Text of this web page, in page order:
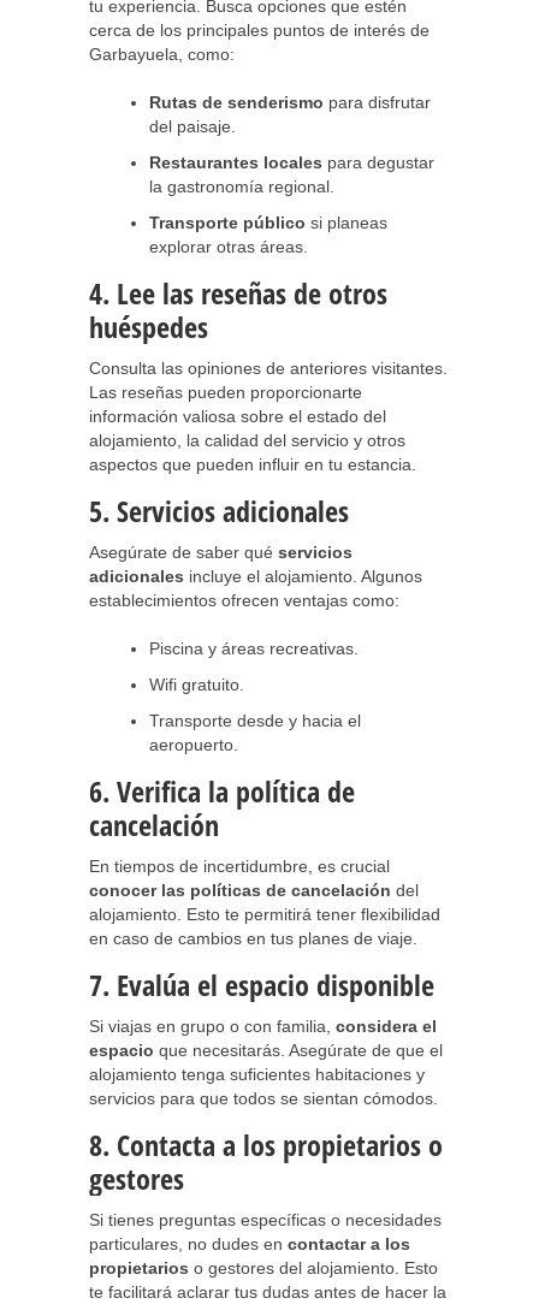
tu experiencia. Busca opciones que estén
cerca de los principales puntos de interés de
Garbayuela, como:
Rutas de senderismo para disfrutar
del paisaje.
Restaurantes locales para degustar
la gastronomía regional.
Transporte público si planeas
explorar otras áreas.
4. Lee las reseñas de otros
huéspedes
Consulta las opiniones de anteriores visitantes.
Las reseñas pueden proporcionarte
información valiosa sobre el estado del
alojamiento, la calidad del servicio y otros
aspectos que pueden influir en tu estancia.
5. Servicios adicionales
Asegúrate de saber qué servicios
adicionales incluye el alojamiento. Algunos
establecimientos ofrecen ventajas como:
Piscina y áreas recreativas.
Wifi gratuito.
Transporte desde y hacia el
aeropuerto.
6. Verifica la política de
cancelación
En tiempos de incertidumbre, es crucial
conocer las políticas de cancelación del
alojamiento. Esto te permitirá tener flexibilidad
en caso de cambios en tus planes de viaje.
7. Evalúa el espacio disponible
Si viajas en grupo o con familia, considera el
espacio que necesitarás. Asegúrate de que el
alojamiento tenga suficientes habitaciones y
servicios para que todos se sientan cómodos.
8. Contacta a los propietarios o
gestores
Si tienes preguntas específicas o necesidades
particulares, no dudes en contactar a los
propietarios o gestores del alojamiento. Esto
te facilitará aclarar tus dudas antes de hacer la